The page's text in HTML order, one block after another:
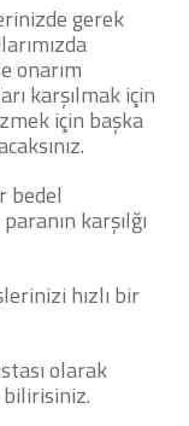
gerek
onarım
karşılmak için
için başka
bedel
karşılğı
hızlı bir
olarak
bilirisiniz.